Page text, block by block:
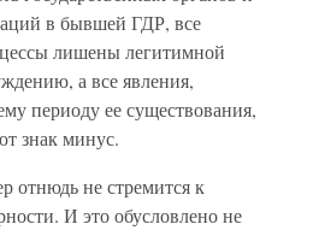
в бывшей ГДР, все
лишены легитимной
а все явления,
периоду ее существования,
знак минус.
отнюдь не стремится к
И это обусловлено не